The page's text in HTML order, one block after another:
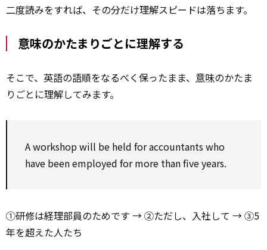
二度読みをすれば、その分だけ理解スピードは落ちます。
意味のかたまりごとに理解する
そこで、英語の語順をなるべく保ったまま、 意味のかたま
りごとに理解してみます。
A workshop will be held for accountants who
have been employed for more than five years.
①研修は経理部員のためです → ②ただし、入社して → ③5
年を超えた人たち